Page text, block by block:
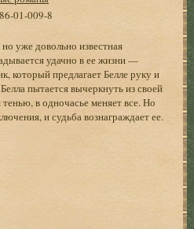
01-009-8
уже довольно известная
удачно в ее жизни —
который предлагает Белле руку и
пытается вычеркнуть из своей
в одночасье меняет все. Но
и судьба вознаграждает ее.